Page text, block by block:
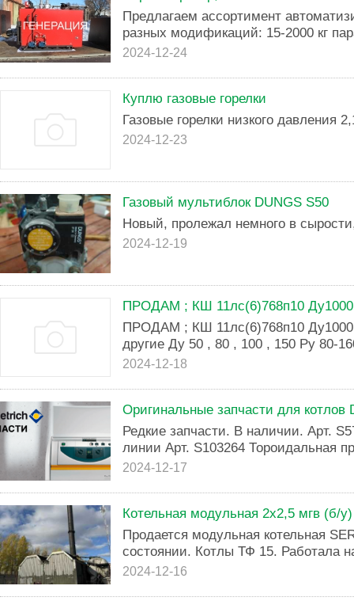
Пpeдлагаeм accортимент
pазных модификaций: 15-2000 кг
2024-12-24
Куплю газовые горелки
Газовые горелки низкого давления
2024-12-23
Газовый мультиблок DUNGS S50
Новый, пролежал немного в
2024-12-19
ПРОДАМ ; КШ 11лс(6)768п10 Ду1000
ПРОДАМ ; КШ 11лс(6)768п10 Ду1000
другие Ду 50 , 80 , 100 , 150 Ру 80-
2024-12-18
Оригинальные запчасти для котлов
Редкие запчасти. В наличии. Арт.
линии Арт. S103264 Тороидальная
2024-12-17
Котельная модульная 2х2,5 мгв (б/у)
Продается модульная котельная
состоянии. Котлы ТФ 15. Работала
2024-12-16